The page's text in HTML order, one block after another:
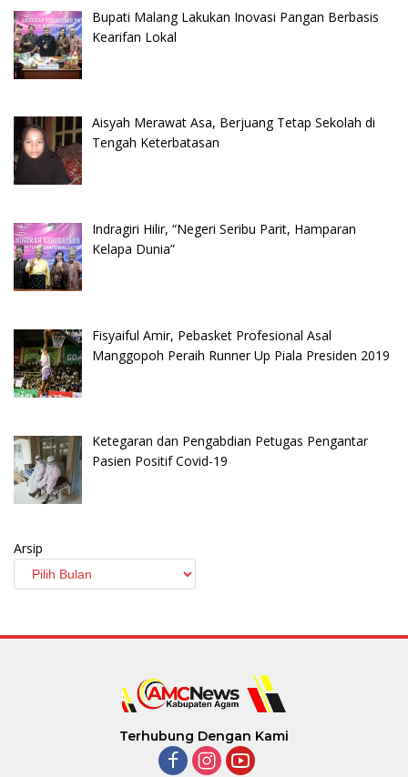
Bupati Malang Lakukan Inovasi Pangan Berbasis
Kearifan Lokal
Aisyah Merawat Asa, Berjuang Tetap Sekolah di
Tengah Keterbatasan
Indragiri Hilir, “Negeri Seribu Parit, Hamparan
Kelapa Dunia”
Fisyaiful Amir, Pebasket Profesional Asal
Manggopoh Peraih Runner Up Piala Presiden 2019
Ketegaran dan Pengabdian Petugas Pengantar
Pasien Positif Covid-19
Arsip
Terhubung Dengan Kami